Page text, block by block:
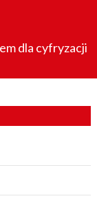
dla cyfryzacji